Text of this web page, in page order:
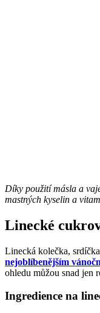
Díky použití másla a
mastných kyselin a
Linecké
Linecká kolečka,
nejoblíbenějším
ohledu můžou snad jen
Ingredience na